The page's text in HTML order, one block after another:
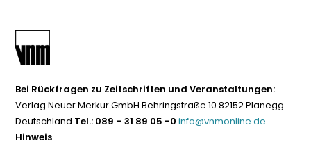
Bei Rückfragen zu Zeitschriften und Veranstaltungen:
Verlag Neuer Merkur GmbH Behringstraße 10 82152 Planegg
Deutschland Tel.: 089 – 31 89 05 -0 info@vnmonline.de
Hinweis